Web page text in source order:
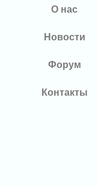
О нас
Новости
Форум
Контакты